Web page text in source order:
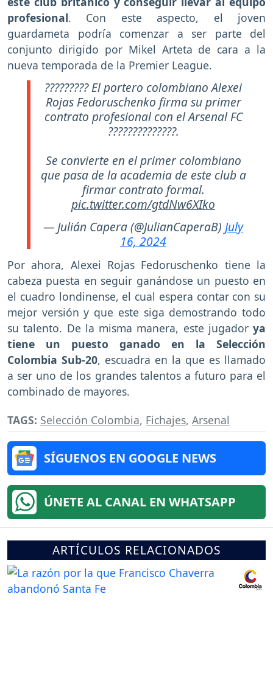
profesional. Con este aspecto, el joven
guardameta podría comenzar a ser parte del
conjunto dirigido por Mikel Arteta de cara a la
nueva temporada de la Premier League.
????????? El portero colombiano Alexei
Rojas Fedoruschenko firma su primer
contrato profesional con el Arsenal FC
??????????????.
Se convierte en el primer colombiano
que pasa de la academia de este club a
firmar contrato formal.
pic.twitter.com/gtdNw6XIko
— Julián Capera (@JulianCaperaB) July
16, 2024
Por ahora, Alexei Rojas Fedoruschenko tiene la
cabeza puesta en seguir ganándose un puesto en
el cuadro londinense, el cual espera contar con su
mejor versión y que este siga demostrando todo
su talento. De la misma manera, este jugadorya
tiene un puesto ganado en la Selección
Colombia Sub-20, escuadra en la que es llamado
a ser uno de los grandes talentos a futuro para el
combinado de mayores.
TAGS: Selección Colombia, Fichajes, Arsenal
SÍGUENOS EN GOOGLE NEWS
ÚNETE AL CANAL EN WHATSAPP
ARTÍCULOS RELACIONADOS